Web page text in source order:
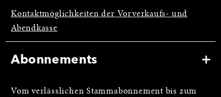
Kontaktmöglichkeiten der Vorverkaufs- und
Abendkasse
Abonnements
Vom verlässlichen Stammabonnement bis zum